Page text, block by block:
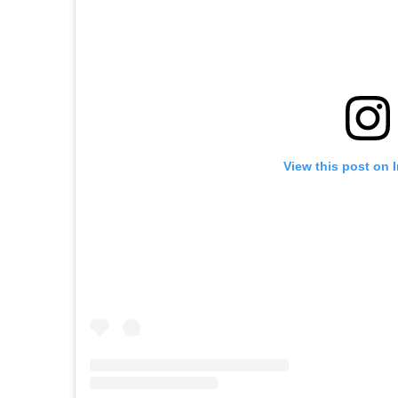
View this post on